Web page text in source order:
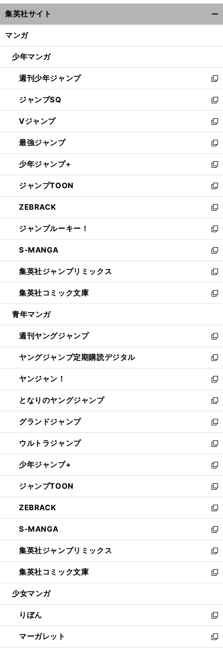
ウ
ィ
ン
ウ
開
く
集英社サイト
マンガ
少年マンガ
週刊少年ジャンプ
新
し
い
ウ
ィ
ン
ド
ウ
で
開
く
ジャンプSQ
新
し
い
ウ
ィ
ン
ド
ウ
で
開
く
Vジャンプ
新
し
い
ウ
ィ
ン
ド
ウ
で
開
く
最強ジャンプ
新
し
い
ウ
ィ
ン
ド
ウ
で
開
く
少年ジャンプ+
新
し
い
ウ
ィ
ン
ド
ウ
で
開
く
ジャンプTOON
新
し
い
ウ
ィ
ン
ド
ウ
で
開
く
ZEBRACK
新
し
い
ウ
ィ
ン
ド
ウ
で
開
ジャンプルーキー！
新
し
い
ウ
ィ
ン
ド
ウ
開
く
S-MANGA
新
し
い
ウ
ィ
ン
ウ
で
開
く
集英社ジャンプリミックス
新
し
い
ウ
ン
ド
ウ
で
開
く
集英社コミック文庫
新
し
ウ
ィ
ン
ド
ウ
で
開
く
青年マンガ
週刊ヤングジャンプ
新
し
い
ウ
ィ
ン
ド
ウ
で
開
く
ヤングジャンプ定期購読デジタル
新
し
い
ウ
ィ
ン
ド
ウ
で
開
く
ヤンジャン！
新
し
い
ウ
ィ
ン
ド
ウ
で
開
く
となりのヤングジャンプ
新
し
い
ウ
ィ
ン
ド
ウ
で
開
く
グランドジャンプ
新
し
い
ウ
ィ
ン
ド
ウ
で
開
く
ウルトラジャンプ
新
し
い
ウ
ィ
ン
ド
ウ
で
開
く
少年ジャンプ+
新
し
い
ウ
ィ
ン
ド
ウ
で
開
く
ジャンプTOON
新
し
い
ウ
ィ
ン
ド
ウ
で
開
ZEBRACK
新
し
い
ウ
ィ
ン
ド
ウ
開
く
S-MANGA
新
し
い
ウ
ィ
ン
ウ
で
開
く
集英社ジャンプリミックス
新
し
い
ウ
ン
ド
ウ
で
集英社コミック文庫
新
し
ウ
ィ
ン
ド
少女マンガ
りぼん
新
し
い
マーガレット
新